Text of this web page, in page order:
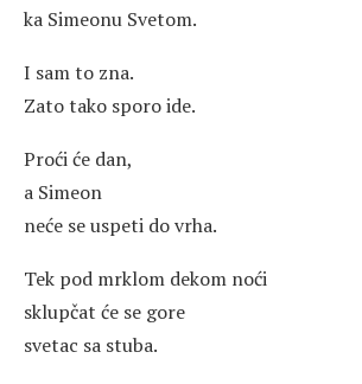
ka Simeonu Svetom.
I sam to zna.
Zato tako sporo ide.
Proći će dan,
a Simeon
neće se uspeti do vrha.
Tek pod mrklom dekom noći
sklupčat će se gore
svetac sa stuba.